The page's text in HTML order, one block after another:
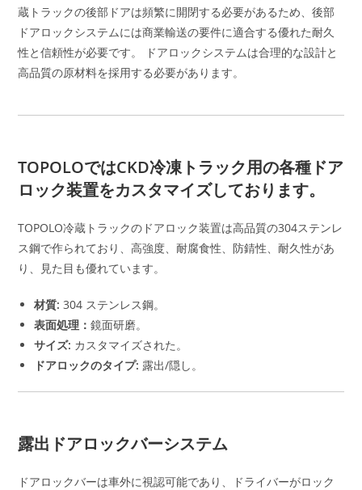
蔵トラックの後部ドアは頻繁に開閉する必要があるため、後部
ドアロックシステムには商業輸送の要件に適合する優れた耐久
性と信頼性が必要です。 ドアロックシステムは合理的な設計と
高品質の原材料を採用する必要があります。
TOPOLOではCKD冷凍トラック用の各種ドア
ロック装置をカスタマイズしております。
TOPOLO冷蔵トラックのドアロック装置は高品質の304ステンレ
ス鋼で作られており、高強度、耐腐食性、防錆性、耐久性があ
り、見た目も優れています。
材質:304 ステンレス鋼。
表面処理：鏡面研磨。
サイズ: カスタマイズされた。
ドアロックのタイプ: 露出/隠し。
露出ドアロックバーシステム
ドアロックバーは車外に視認可能であり、ドライバーがロック